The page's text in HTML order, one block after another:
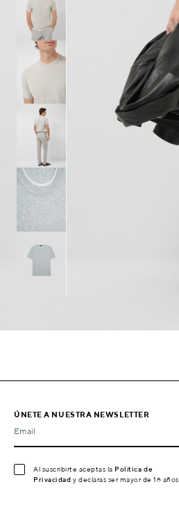
ÚNETE A NUESTRA NEWSLETTER
Email
Al suscribirte aceptas la Política de
Privacidad y declaras ser mayor de 16 años.